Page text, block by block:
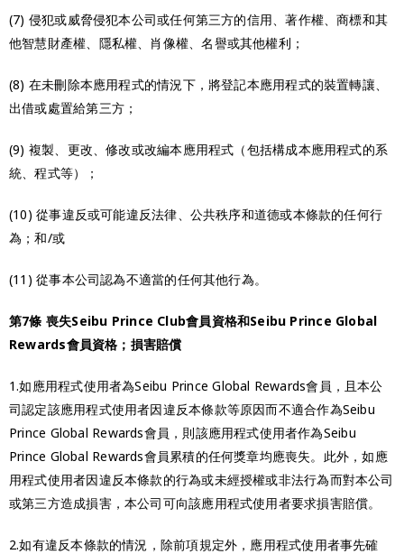
(7) 侵犯或威脅侵犯本公司或任何第三方的信用、著作權、商標和其
他智慧財產權、隱私權、肖像權、名譽或其他權利；
(8) 在未刪除本應用程式的情況下，將登記本應用程式的裝置轉讓、
出借或處置給第三方；
(9) 複製、更改、修改或改編本應用程式（包括構成本應用程式的系
統、程式等）；
(10) 從事違反或可能違反法律、公共秩序和道德或本條款的任何行
為；和/或
(11) 從事本公司認為不適當的任何其他行為。
第7條 喪失Seibu Prince Club會員資格和Seibu Prince Global
Rewards會員資格；損害賠償
1.如應用程式使用者為Seibu Prince Global Rewards會員，且本公
司認定該應用程式使用者因違反本條款等原因而不適合作為Seibu
Prince Global Rewards會員，則該應用程式使用者作為Seibu
Prince Global Rewards會員累積的任何獎章均應喪失。此外，如應
用程式使用者因違反本條款的行為或未經授權或非法行為而對本公司
或第三方造成損害，本公司可向該應用程式使用者要求損害賠償。
2.如有違反本條款的情況，除前項規定外，應用程式使用者事先確